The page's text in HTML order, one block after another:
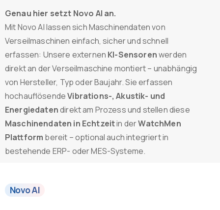
Genau hier setzt Novo AI an.
Mit Novo AI lassen sich Maschinendaten von
Verseilmaschinen einfach, sicher und schnell
erfassen: Unsere externen KI-Sensorenwerden
direkt an der Verseilmaschine montiert – unabhängig
von Hersteller, Typ oder Baujahr. Sie erfassen
hochauflösendeVibrations-, Akustik- und
Energiedatendirekt am Prozess und stellen diese
Maschinendaten in Echtzeitin derWatchMen
Plattform bereit – optional auch integriert in
bestehende ERP- oder MES-Systeme.
Novo AI